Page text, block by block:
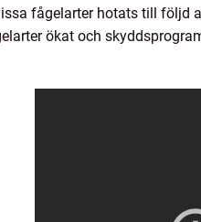
fågelarter hotats till följd
ökat och